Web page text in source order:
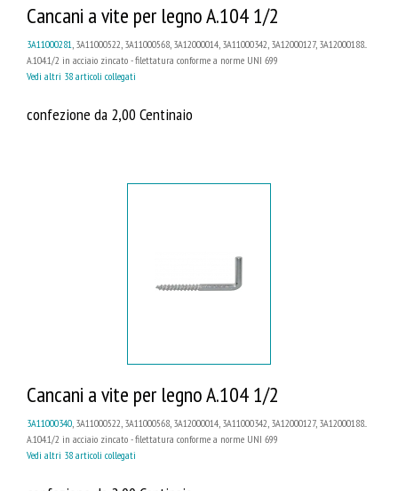
Cancani a vite per legno A.104 1/2
3A11000281 , 3A11000522, 3A11000568, 3A12000014, 3A11000342, 3A12000127, 3A12000188...
A.104.1/2 in acciaio zincato - filettatura conforme a norme UNI 699
Vedi altri 38 articoli collegati
confezione da 2,00 Centinaio
Cancani a vite per legno A.104 1/2
3A11000340, 3A11000522, 3A11000568, 3A12000014, 3A11000342, 3A12000127, 3A12000188...
A.104.1/2 in acciaio zincato - filettatura conforme a norme UNI 699
Vedi altri 38 articoli collegati